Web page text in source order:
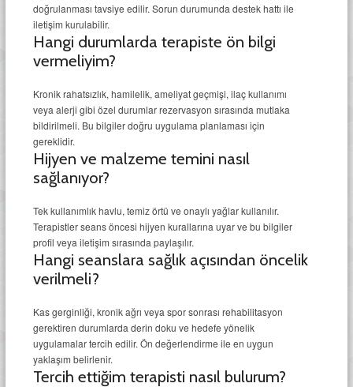
doğrulanması tavsiye edilir. Sorun durumunda destek hattı ile
iletişim kurulabilir.
Hangi durumlarda terapiste ön bilgi
vermeliyim?
Kronik rahatsızlık, hamilelik, ameliyat geçmişi, ilaç kullanımı
veya alerji gibi özel durumlar rezervasyon sırasında mutlaka
bildirilmeli. Bu bilgiler doğru uygulama planlaması için
gereklidir.
Hijyen ve malzeme temini nasıl
sağlanıyor?
Tek kullanımlık havlu, temiz örtü ve onaylı yağlar kullanılır.
Terapistler seans öncesi hijyen kurallarına uyar ve bu bilgiler
profil veya iletişim sırasında paylaşılır.
Hangi seanslara sağlık açısından öncelik
verilmeli?
Kas gerginliği, kronik ağrı veya spor sonrası rehabilitasyon
gerektiren durumlarda derin doku ve hedefe yönelik
uygulamalar tercih edilir. Ön değerlendirme ile en uygun
yaklaşım belirlenir.
Tercih ettiğim terapisti nasıl bulurum?